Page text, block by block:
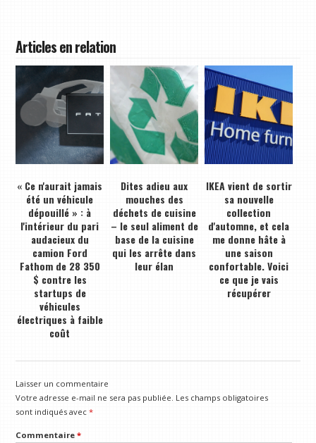
Articles en relation
« Ce n'aurait jamais
été un véhicule
dépouillé » : à
l'intérieur du pari
audacieux du
camion Ford
Fathom de 28 350
$ contre les
startups de
véhicules
électriques à faible
coût
Dites adieu aux
mouches des
déchets de cuisine
– le seul aliment de
base de la cuisine
qui les arrête dans
leur élan
IKEA vient de sortir
sa nouvelle
collection
d'automne, et cela
me donne hâte à
une saison
confortable. Voici
ce que je vais
récupérer
Laisser un commentaire
Votre adresse e-mail ne sera pas publiée. Les champs obligatoires
sont indiqués avec*
Commentaire*